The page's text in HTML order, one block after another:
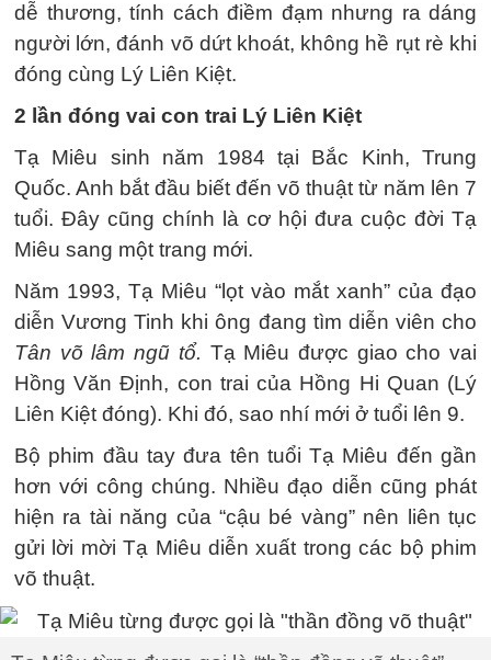
dễ thương, tính cách điềm đạm nhưng ra dáng
người lớn, đánh võ dứt khoát, không hề rụt rè khi
đóng cùng Lý Liên Kiệt.
2 lần đóng vai con trai Lý Liên Kiệt
Tạ Miêu sinh năm 1984 tại Bắc Kinh, Trung
Quốc. Anh bắt đầu biết đến võ thuật từ năm lên 7
tuổi. Đây cũng chính là cơ hội đưa cuộc đời Tạ
Miêu sang một trang mới.
Năm 1993, Tạ Miêu “lọt vào mắt xanh” của đạo
diễn Vương Tinh khi ông đang tìm diễn viên cho
Tân võ lâm ngũ tổ. Tạ Miêu được giao cho vai
Hồng Văn Định, con trai của Hồng Hi Quan (Lý
Liên Kiệt đóng). Khi đó, sao nhí mới ở tuổi lên 9.
Bộ phim đầu tay đưa tên tuổi Tạ Miêu đến gần
hơn với công chúng. Nhiều đạo diễn cũng phát
hiện ra tài năng của “cậu bé vàng” nên liên tục
gửi lời mời Tạ Miêu diễn xuất trong các bộ phim
võ thuật.